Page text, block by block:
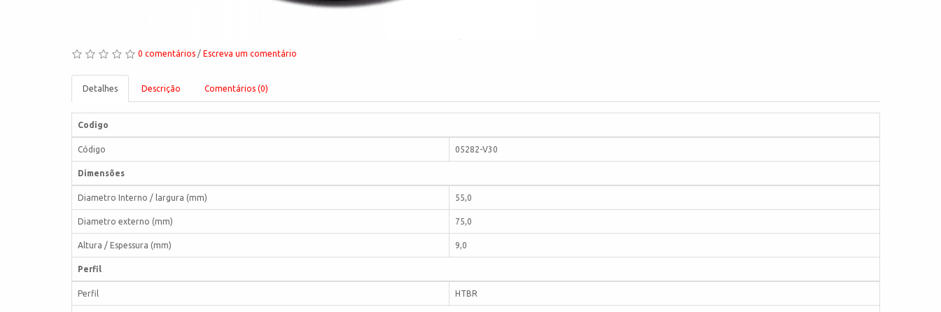
0 comentários / Escreva um comentário
Detalhes Descrição Comentários (0)
Codigo
Código 05282-V30
Dimensões
Diametro Interno / largura (mm) 55,0
Diametro externo (mm) 75,0
Altura / Espessura (mm) 9,0
Perfil
Perfil HTBR